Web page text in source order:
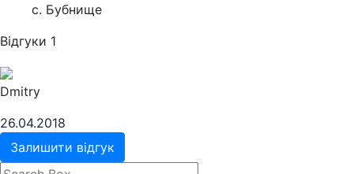
с. Бубнище
Відгуки 1
Dmitry
26.04.2018
Залишити відгук